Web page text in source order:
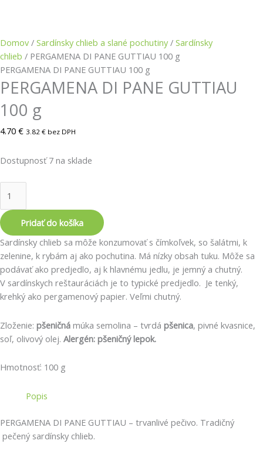
Domov / Sardínsky chlieb a slané pochutiny / Sardínsky
chlieb / PERGAMENA DI PANE GUTTIAU 100 g
PERGAMENA DI PANE GUTTIAU 100 g
PERGAMENA DI PANE GUTTIAU
100 g
4.70 € 3.82 € bez DPH
Dostupnosť 7 na sklade
Pridať do košíka
Sardínsky chlieb sa môže konzumovať s čímkoľvek, so šalátmi, k
zelenine, k rybám aj ako pochutina. Má nízky obsah tuku. Môže sa
podávať ako predjedlo, aj k hlavnému jedlu, je jemný a chutný.
V sardínskych reštauráciách je to typické predjedlo. Je tenký,
krehký ako pergamenový papier. Veľmi chutný.
Zloženie: pšeničná múka semolina – tvrdá pšenica, pivné kvasnice,
soľ, olivový olej. Alergén: pšeničný lepok.
Hmotnosť: 100 g
Popis
PERGAMENA DI PANE GUTTIAU – trvanlivé pečivo. Tradičný
pečený sardínsky chlieb.